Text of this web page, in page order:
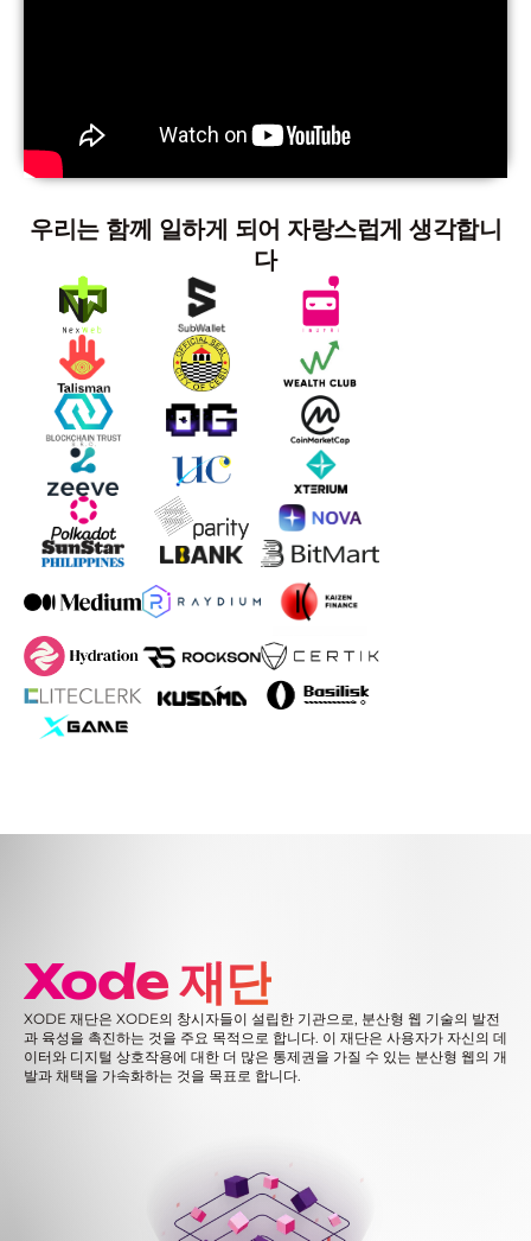
우리는 함께 일하게 되어 자랑스럽게 생각합니
다
Xode 재단
XODE 재단은 XODE의 창시자들이 설립한 기관으로, 분산형 웹 기술의 발전
과 육성을 촉진하는 것을 주요 목적으로 합니다. 이 재단은 사용자가 자신의 데
이터와 디지털 상호작용에 대한 더 많은 통제권을 가질 수 있는 분산형 웹의 개
발과 채택을 가속화하는 것을 목표로 합니다.